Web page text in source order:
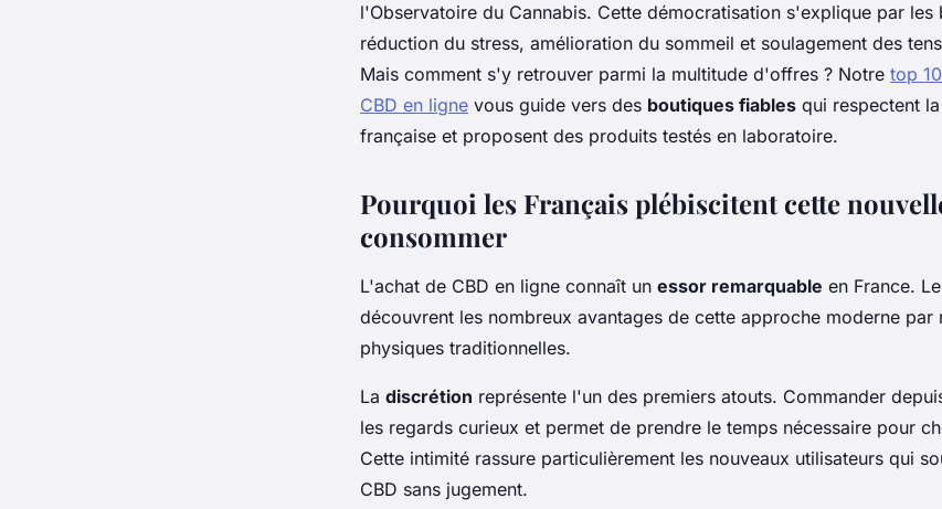
l'Observatoire du Cannabis. Cette démocratisation s'explique par les
réduction du stress, amélioration du sommeil et soulagement des
Mais comment s'y retrouver parmi la multitude d'offres ? Notre top
CBD en ligne vous guide vers des boutiques fiables qui respectent
française et proposent des produits testés en laboratoire.
Pourquoi les Français plébiscitent cette
consommer
L'achat de CBD en ligne connaît un essor remarquable en France.
découvrent les nombreux avantages de cette approche moderne
physiques traditionnelles.
La discrétion représente l'un des premiers atouts. Commander
les regards curieux et permet de prendre le temps nécessaire pour
Cette intimité rassure particulièrement les nouveaux utilisateurs qui
CBD sans jugement.